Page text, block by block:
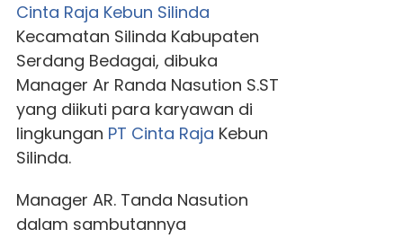
Cinta Raja Kebun Silinda
Kecamatan Silinda Kabupaten
Serdang Bedagai, dibuka
Manager Ar Randa Nasution S.ST
yang diikuti para karyawan di
lingkungan PT Cinta Raja Kebun
Silinda.
Manager AR. Tanda Nasution
dalam sambutannya